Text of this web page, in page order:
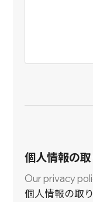
個人情報の
Our privacy
個人情報の取